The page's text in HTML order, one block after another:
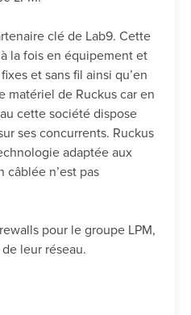
clé de Lab9. Cette
la fois en équipement et
et sans fil ainsi qu’en
matériel de Ruckus car en
cette société dispose
ses concurrents. Ruckus
adaptée aux
n’est pas
pour le groupe LPM,
leur réseau.